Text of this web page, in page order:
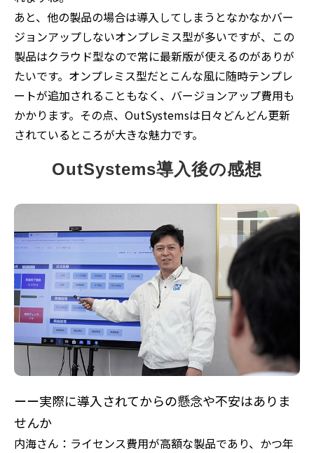
あと、他の製品の場合は導入してしまうとなかなかバー
ジョンアップしないオンプレミス型が多いですが、この
製品はクラウド型なので常に最新版が使えるのがありが
たいです。オンプレミス型だとこんな風に随時テンプレ
ートが追加されることもなく、バージョンアップ費用も
かかります。その点、OutSystemsは日々どんどん更新
されているところが大きな魅力です。
OutSystems導入後の感想
ーー実際に導入されてからの懸念や不安はありま
せんか
内海さん：ライセンス費用が高額な製品であり、かつ年